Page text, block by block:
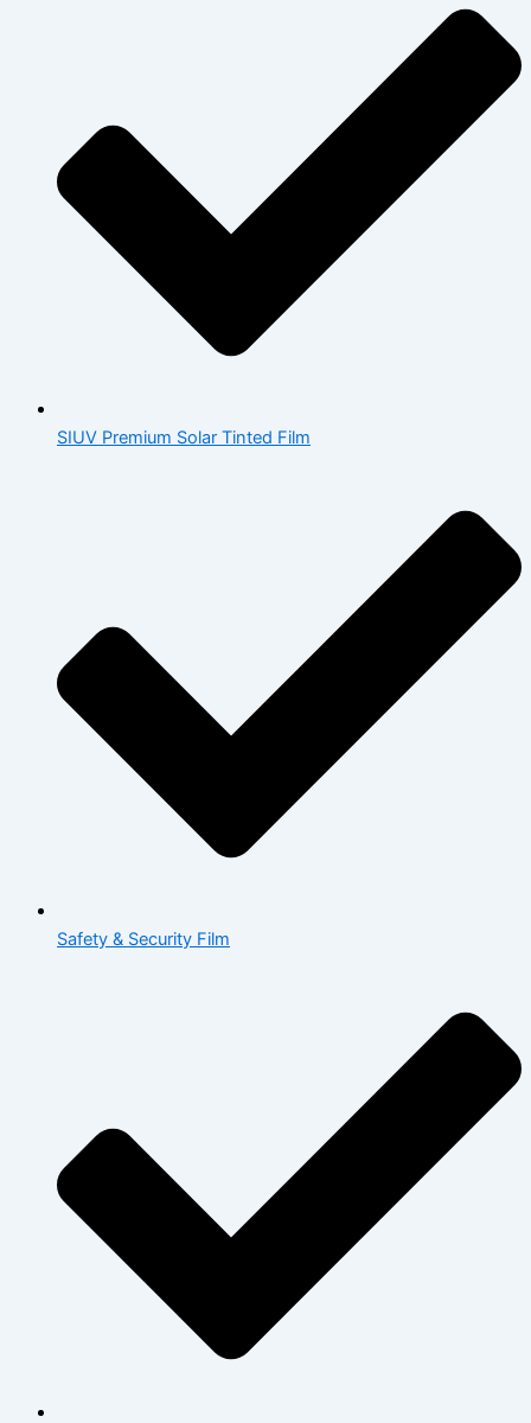
SIUV Premium Solar Tinted Film
Safety & Security Film